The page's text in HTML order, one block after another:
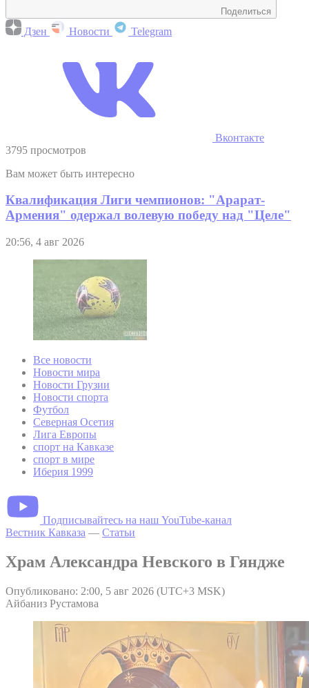
Поделиться
Дзен Новости Telegram
Вконтакте
3795 просмотров
Вам может быть интересно
Квалификация Лиги чемпионов: "Арарат-
Армения" одержал волевую победу над "Целе"
20:56, 4 авг 2026
Все новости
Новости мира
Новости Грузии
Новости спорта
Футбол
Северная Осетия
Лига Европы
спорт на Кавказе
спорт в мире
Иберия 1999
Подписывайтесь на наш YouTube-канал
Вестник Кавказа — Статьи
Храм Александра Невского в Гяндже
Опубликовано: 2:00, 5 авг 2026 (UTC+3 MSK)
Айбаниз Рустамова